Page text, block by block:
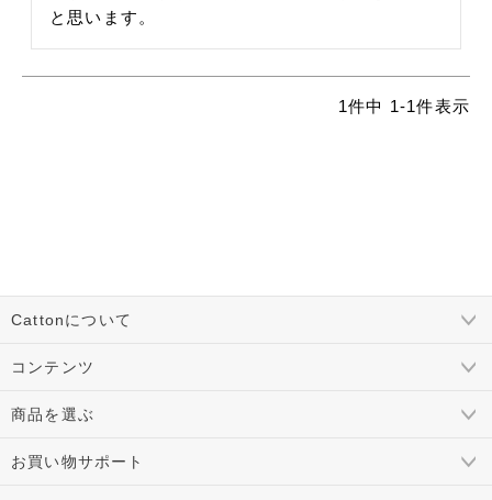
と思います。
1件中 1-1件表示
Cattonについて
コンテンツ
商品を選ぶ
お買い物サポート